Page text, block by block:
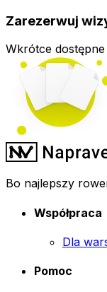
Zarezerwuj
Wkrótce dostępne
Bo najlepszy
Współpraca
Dla
Pomoc